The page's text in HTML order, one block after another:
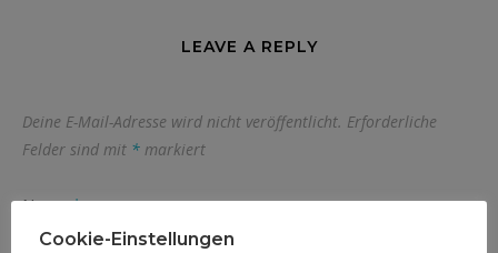
LEAVE A REPLY
Deine E-Mail-Adresse wird nicht veröffentlicht. Erforderliche
Felder sind mit * markiert
Name*
Cookie-Einstellungen